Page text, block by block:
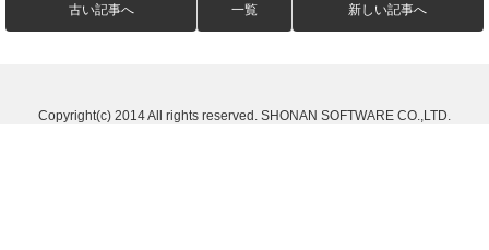
古い記事へ 一覧 新しい記事へ
Copyright(c) 2014 All rights reserved. SHONAN SOFTWARE CO.,LTD.